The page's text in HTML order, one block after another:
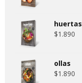
huertas
$1.890
ollas
$1.890